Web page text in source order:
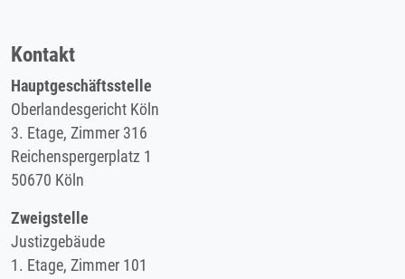
Kontakt
Hauptgeschäftsstelle
Oberlandesgericht Köln
3. Etage, Zimmer 316
Reichenspergerplatz 1
50670 Köln
Zweigstelle
Justizgebäude
1. Etage, Zimmer 101